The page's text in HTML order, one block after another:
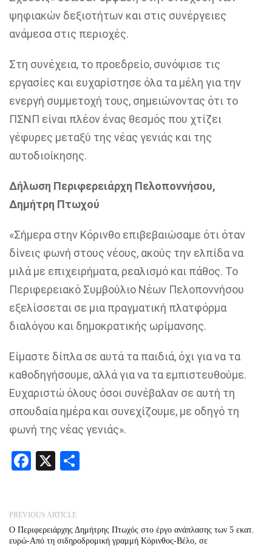
ψηφιακών δεξιοτήτων και στις συνέργειες
ανάμεσα στις περιοχές.
Στη συνέχεια, το προεδρείο, συνόψισε τις
εργασίες και ευχαρίστησε όλα τα μέλη για την
ενεργή συμμετοχή τους, σημειώνοντας ότι το
ΠΣΝΠ είναι πλέον ένας θεσμός που χτίζει
γέφυρες μεταξύ της νέας γενιάς και της
αυτοδιοίκησης.
Δήλωση Περιφερειάρχη Πελοποννήσου,
Δημήτρη Πτωχού
«Σήμερα στην Κόρινθο επιβεβαιώσαμε ότι όταν
δίνεις φωνή στους νέους, ακούς την ελπίδα να
μιλά με επιχειρήματα, ρεαλισμό και πάθος. Το
Περιφερειακό Συμβούλιο Νέων Πελοποννήσου
εξελίσσεται σε μια πραγματική πλατφόρμα
διαλόγου και δημοκρατικής ωρίμανσης.
Είμαστε δίπλα σε αυτά τα παιδιά, όχι για να τα
καθοδηγήσουμε, αλλά για να τα εμπιστευθούμε.
Ευχαριστώ όλους όσοι συνέβαλαν σε αυτή τη
σπουδαία ημέρα και συνεχίζουμε, με οδηγό τη
φωνή της νέας γενιάς».
Facebook
X
PREVIOUS ARTICLE
Ο Περιφερειάρχης Δημήτρης Πτωχός στο έργο ανάπλασης των 5 εκατ.
ευρώ-Από τη σιδηροδρομική γραμμή Κόρινθος-Βέλο, σε